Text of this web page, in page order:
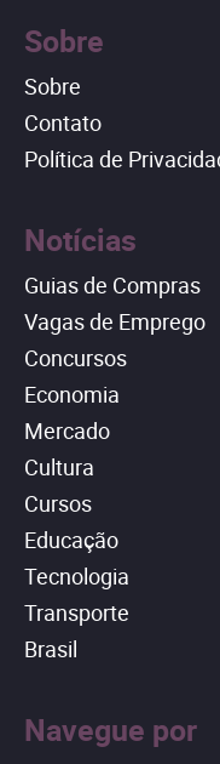
Sobre
Sobre
Contato
Política de
Notícias
Guias de Compras
Vagas de Emprego
Concursos
Economia
Mercado
Cultura
Cursos
Educação
Tecnologia
Transporte
Brasil
Navegue por